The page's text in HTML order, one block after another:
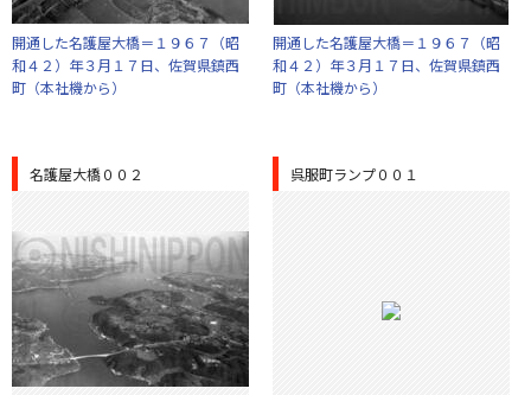
開通した名護屋大橋＝１９６７（昭
和４２）年３月１７日、佐賀県鎮西
町（本社機から）
開通した名護屋大橋＝１９６７（昭
和４２）年３月１７日、佐賀県鎮西
町（本社機から）
名護屋大橋００２ 呉服町ランプ００１